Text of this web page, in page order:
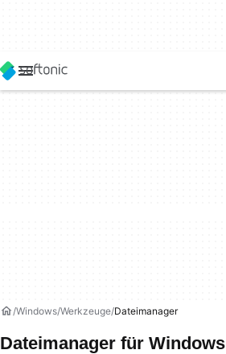
Windows Werkzeuge Dateimanager
Dateimanager für Windows